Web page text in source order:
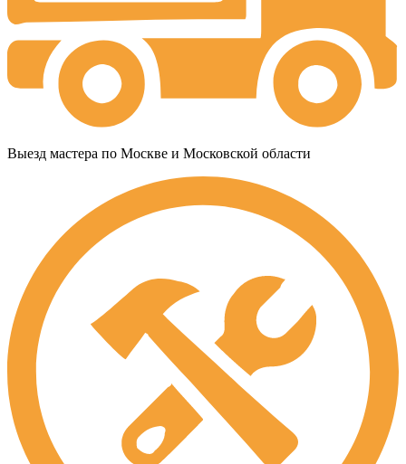
Выезд мастера по Москве и Московской области